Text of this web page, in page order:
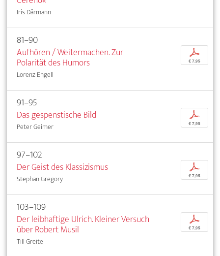
Iris Därmann
81–90
Aufhören / Weitermachen. Zur
Polarität des Humors
Lorenz Engell
p
€ 7,95
91–95
Das gespenstische Bild
Peter Geimer
p
€ 7,95
97–102
Der Geist des Klassizismus
Stephan Gregory
p
€ 7,95
103–109
Der leibhaftige Ulrich. Kleiner Versuch
über Robert Musil
Till Greite
p
€ 7,95